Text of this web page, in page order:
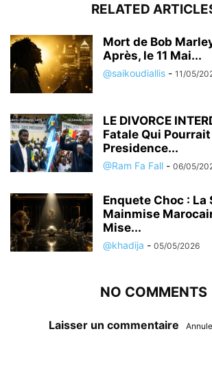
RELATED
Mort de Bob
Après, le 11 Mai...
@saikoudiallis - 11/05/
LE DIVORCE
Fatale Qui
Presidence...
@Ram Fa Fall - 06/05/
Enquete Choc : La
Mainmise
Mise...
@khadija - 05/05/2026
NO COMMENTS
Laisser un commentaire